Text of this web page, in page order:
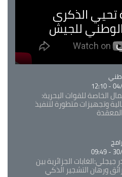
تحيي الذكرى
للجيش
الخاصة للقوات البحرية:
وتجهيزات متطورة لتنفيذ
جيجلي:الغابات الجزائرية بين
ورهان التشجير الذكي